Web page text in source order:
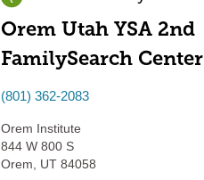
Orem Utah YSA 2nd
FamilySearch Center
(801) 362-2083
Orem Institute
844 W 800 S
Orem
UT84058